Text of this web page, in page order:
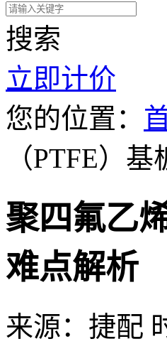
搜索
立即计价
您的位置：
（PTFE）
聚四氟乙
难点解析
来源：捷配